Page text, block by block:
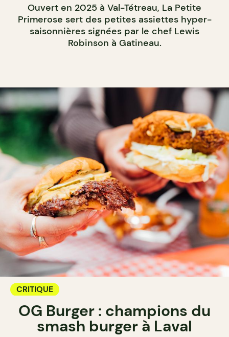
Ouvert en 2025 à Val-Tétreau, La Petite
Primerose sert des petites assiettes hyper-
saisonnières signées par le chef Lewis
Robinson à Gatineau.
CRITIQUE
OG Burger : champions du
smash burger à Laval